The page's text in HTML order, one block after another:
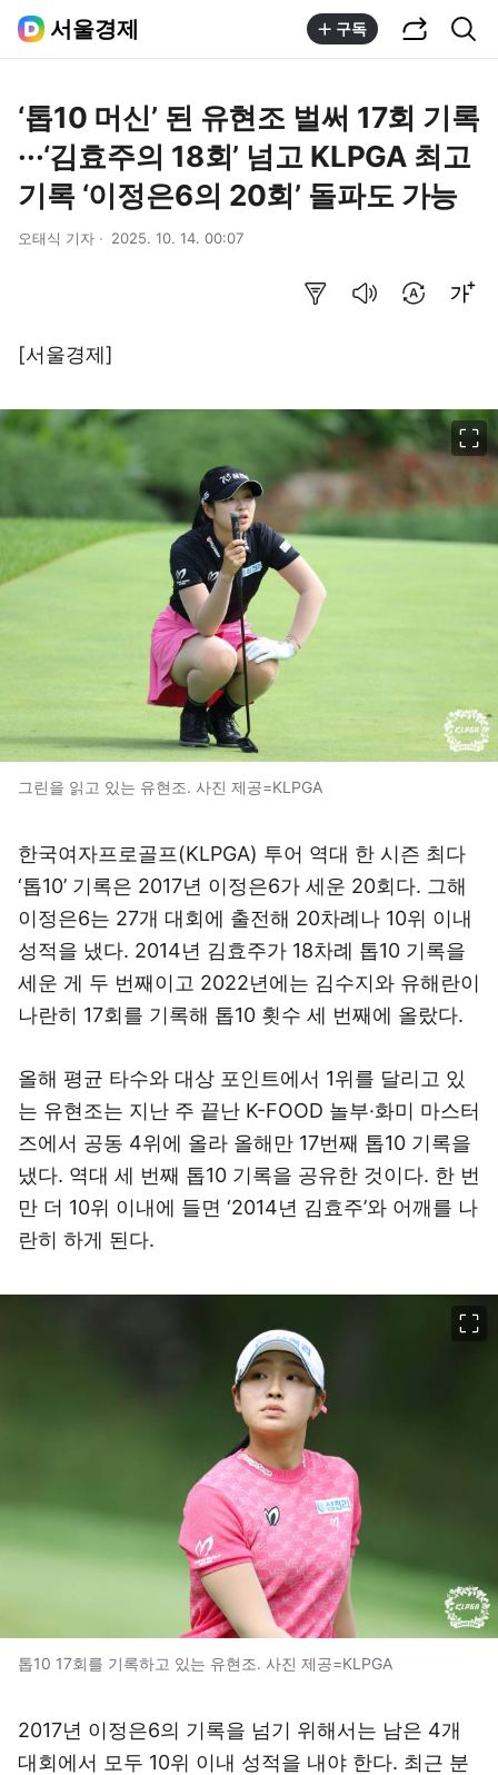
서울경제 구독
‘톱10 머신’ 된 유현조 벌써 17회 기록
···‘김효주의 18회’ 넘고 KLPGA 최고
기록 ‘이정은6의 20회’ 돌파도 가능
오태식 기자 2025. 10. 14. 00:07
[서울경제]
그린을 읽고 있는 유현조. 사진 제공=KLPGA
한국여자프로골프(KLPGA) 투어 역대 한 시즌 최다
‘톱10’ 기록은 2017년 이정은6가 세운 20회다. 그해
이정은6는 27개 대회에 출전해 20차례나 10위 이내
성적을 냈다. 2014년 김효주가 18차례 톱10 기록을
세운 게 두 번째이고 2022년에는 김수지와 유해란이
나란히 17회를 기록해 톱10 횟수 세 번째에 올랐다.
올해 평균 타수와 대상 포인트에서 1위를 달리고 있
는 유현조는 지난 주 끝난 K-FOOD 놀부·화미 마스터
즈에서 공동 4위에 올라 올해만 17번째 톱10 기록을
냈다. 역대 세 번째 톱10 기록을 공유한 것이다. 한 번
만 더 10위 이내에 들면 ‘2014년 김효주’와 어깨를 나
란히 하게 된다.
톱10 17회를 기록하고 있는 유현조. 사진 제공=KLPGA
2017년 이정은6의 기록을 넘기 위해서는 남은 4개
대회에서 모두 10위 이내 성적을 내야 한다. 최근 분